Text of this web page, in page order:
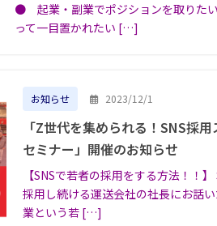
● 起業・副業でポジションを取りた
って一目置かれたい […]
お知らせ 2023/12/1
「Z世代を集められる！SNS採
セミナー」開催のお知らせ
【SNSで若者の採用をする方法！！
採用し続ける運送会社の社長にお話
業という若 […]